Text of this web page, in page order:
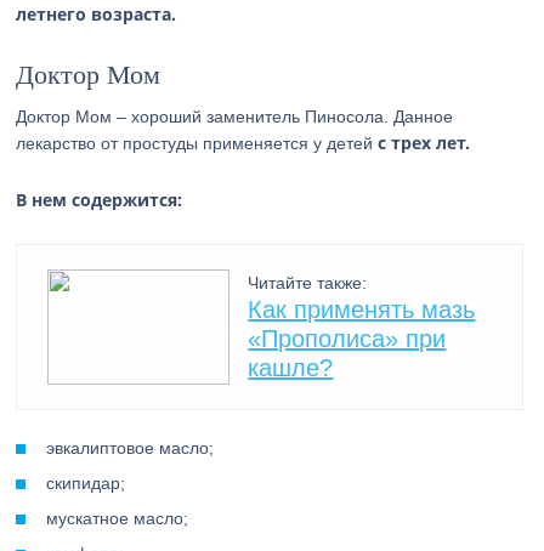
летнего возраста.
Доктор Мом
Доктор Мом – хороший заменитель Пиносола. Данное
лекарство от простуды применяется у детейс трех лет.
В нем содержится:
Читайте также:
Как применять мазь
«Прополиса» при
кашле?
эвкалиптовое масло;
скипидар;
мускатное масло;